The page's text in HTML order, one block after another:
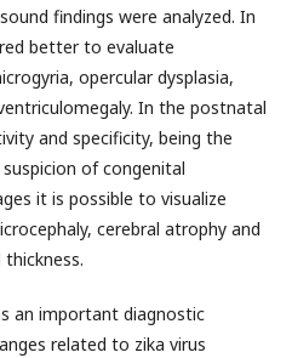
findings were analyzed. In
better to evaluate
opercular dysplasia,
In the postnatal
and specificity, being the
of congenital
it is possible to visualize
cerebral atrophy and
an important diagnostic
related to zika virus